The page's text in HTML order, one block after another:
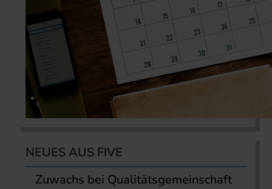
NEUES AUS FIVE
Zuwachs bei Qualitätsgemeinschaft